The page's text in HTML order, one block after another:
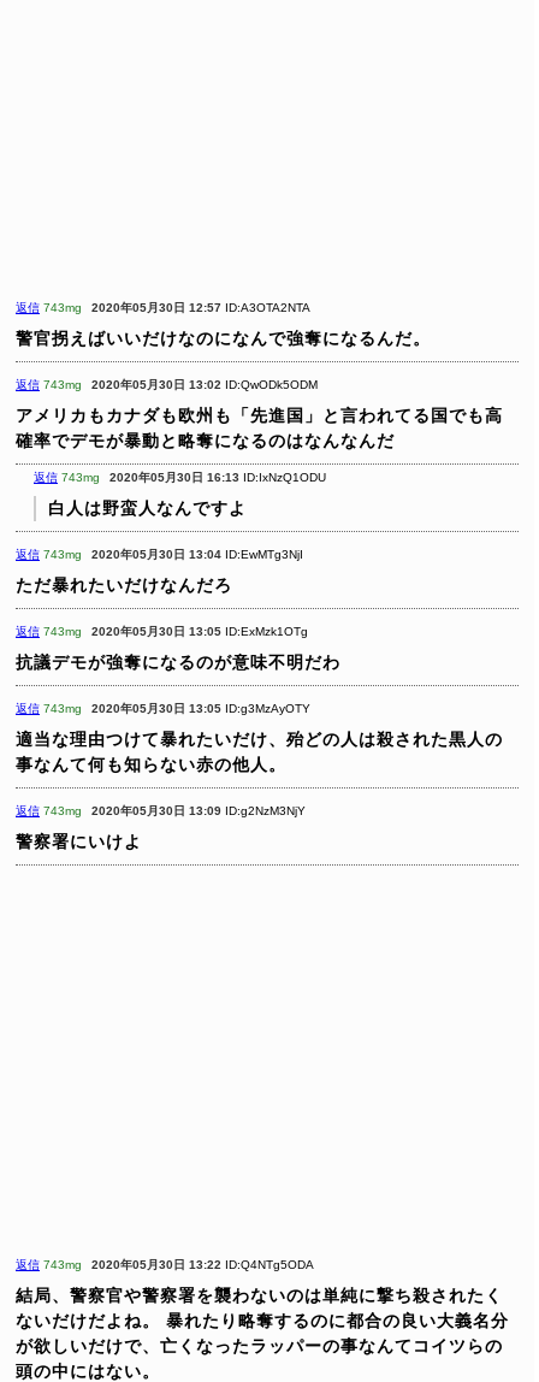
返信 743mg 2020年05月30日 12:57 ID:A3OTA2NTA
警官拐えばいいだけなのになんで強奪になるんだ。
返信 743mg 2020年05月30日 13:02 ID:QwODk5ODM
アメリカもカナダも欧州も「先進国」と言われてる国でも高
確率でデモが暴動と略奪になるのはなんなんだ
返信 743mg 2020年05月30日 16:13 ID:IxNzQ1ODU
白人は野蛮人なんですよ
返信 743mg 2020年05月30日 13:04 ID:EwMTg3NjI
ただ暴れたいだけなんだろ
返信 743mg 2020年05月30日 13:05 ID:ExMzk1OTg
抗議デモが強奪になるのが意味不明だわ
返信 743mg 2020年05月30日 13:05 ID:g3MzAyOTY
適当な理由つけて暴れたいだけ、殆どの人は殺された黒人の
事なんて何も知らない赤の他人。
返信 743mg 2020年05月30日 13:09 ID:g2NzM3NjY
警察署にいけよ
返信 743mg 2020年05月30日 13:22 ID:Q4NTg5ODA
結局、警察官や警察署を襲わないのは単純に撃ち殺されたく
ないだけだよね。
暴れたり略奪するのに都合の良い大義名分
が欲しいだけで、亡くなったラッパーの事なんてコイツらの
頭の中にはない。